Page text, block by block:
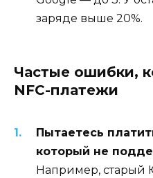
заряде выше 20%.
Частые ошибки,
NFC-платежи
Пытаетесь
который не
Например, старый